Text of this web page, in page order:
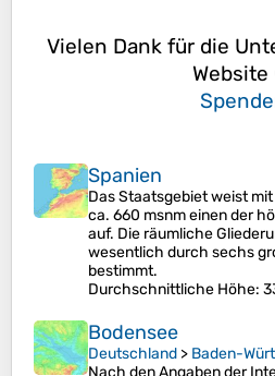
Vielen Dank für die
Spanien
Das Staatsgebiet weist
ca. 660 msnm einen der
auf. Die räumliche
wesentlich durch sechs
bestimmt.
Durchschnittliche Höhe:
Bodensee
Deutschland > Baden-
Nach den Angaben der